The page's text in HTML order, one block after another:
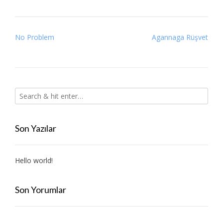
Post
No Problem Agannaga Rüşvet
Son Yazılar
Hello world!
Son Yorumlar